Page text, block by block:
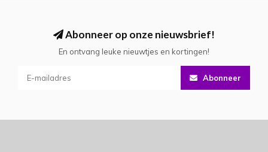
Abonneer op onze nieuwsbrief!
En ontvang leuke nieuwtjes en kortingen!
Abonneer